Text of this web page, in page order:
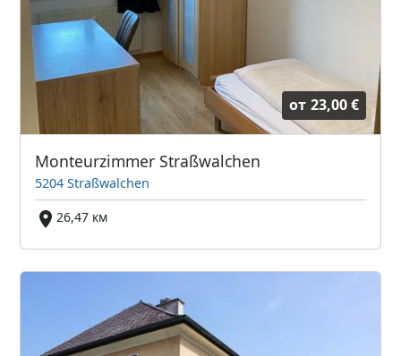
от 23,00 €
Monteurzimmer Straßwalchen
5204 Straßwalchen
26,47 км